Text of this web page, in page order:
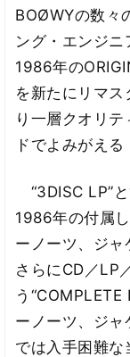
BOØWYの数々
ング・エンジニ
1986年の
を新たにリマス
り一層クオリ
ドでよみがえる
“3DISC LP”
1986年の付属
ーノーツ、ジャ
さらにCD／LP
う
ーノーツ、ジャ
では入手困難